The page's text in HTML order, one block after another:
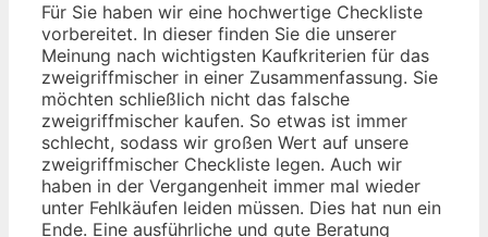
Für Sie haben wir eine hochwertige Checkliste
vorbereitet. In dieser finden Sie die unserer
Meinung nach wichtigsten Kaufkriterien für das
zweigriffmischer in einer Zusammenfassung. Sie
möchten schließlich nicht das falsche
zweigriffmischer kaufen. So etwas ist immer
schlecht, sodass wir großen Wert auf unsere
zweigriffmischer Checkliste legen. Auch wir
haben in der Vergangenheit immer mal wieder
unter Fehlkäufen leiden müssen. Dies hat nun ein
Ende. Eine ausführliche und gute Beratung